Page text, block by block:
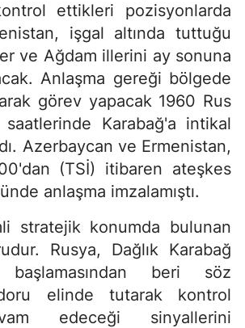
ettikleri pozisyonlarda
işgal altında tuttuğu
ve Ağdam illerini ay sonuna
Anlaşma gereği bölgede
görev yapacak 1960 Rus
Karabağ'a intikal
Azerbaycan ve Ermenistan,
(TSİ) itibaren ateşkes
anlaşma imzalamıştı.
stratejik konumda bulunan
Rusya, Dağlık Karabağ
başlamasından beri söz
elinde tutarak kontrol
edeceği sinyallerini